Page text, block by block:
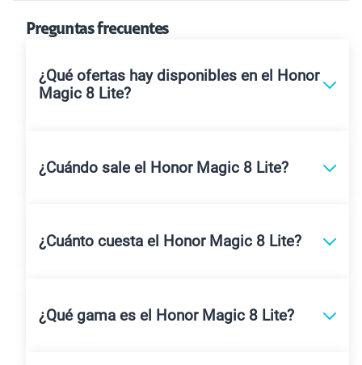
Preguntas frecuentes
¿Qué ofertas hay disponibles en el Honor
Magic 8 Lite?
¿Cuándo sale el Honor Magic 8 Lite?
¿Cuánto cuesta el Honor Magic 8 Lite?
¿Qué gama es el Honor Magic 8 Lite?